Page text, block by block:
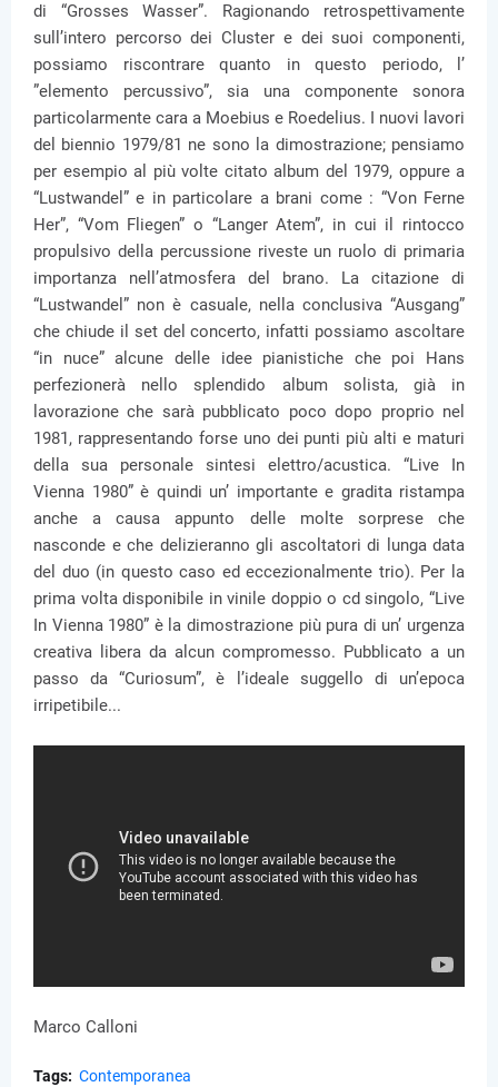
di “Grosses Wasser”. Ragionando retrospettivamente
sull’intero percorso dei Cluster e dei suoi componenti,
possiamo riscontrare quanto in questo periodo, l’
”elemento percussivo”, sia una componente sonora
particolarmente cara a Moebius e Roedelius. I nuovi lavori
del biennio 1979/81 ne sono la dimostrazione; pensiamo
per esempio al più volte citato album del 1979, oppure a
“Lustwandel” e in particolare a brani come : “Von Ferne
Her”, “Vom Fliegen” o “Langer Atem”, in cui il rintocco
propulsivo della percussione riveste un ruolo di primaria
importanza nell’atmosfera del brano. La citazione di
“Lustwandel” non è casuale, nella conclusiva “Ausgang”
che chiude il set del concerto, infatti possiamo ascoltare
“in nuce” alcune delle idee pianistiche che poi Hans
perfezionerà nello splendido album solista, già in
lavorazione che sarà pubblicato poco dopo proprio nel
1981, rappresentando forse uno dei punti più alti e maturi
della sua personale sintesi elettro/acustica. “Live In
Vienna 1980” è quindi un’ importante e gradita ristampa
anche a causa appunto delle molte sorprese che
nasconde e che delizieranno gli ascoltatori di lunga data
del duo (in questo caso ed eccezionalmente trio). Per la
prima volta disponibile in vinile doppio o cd singolo, “Live
In Vienna 1980” è la dimostrazione più pura di un’ urgenza
creativa libera da alcun compromesso. Pubblicato a un
passo da “Curiosum”, è l’ideale suggello di un’epoca
irripetibile...
Marco Calloni
Tags: Contemporanea